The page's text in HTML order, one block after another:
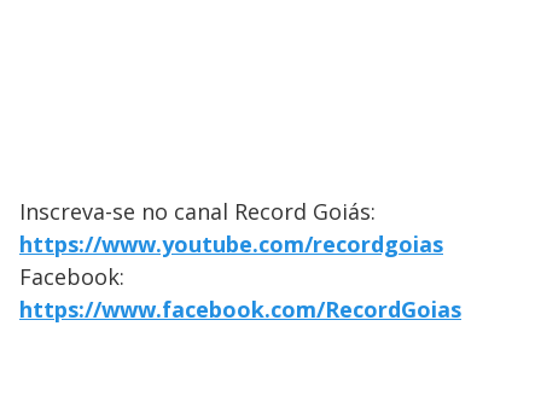
Inscreva-se no canal Record Goiás:
https://www.youtube.com/recordgoias
Facebook:
https://www.facebook.com/RecordGoias